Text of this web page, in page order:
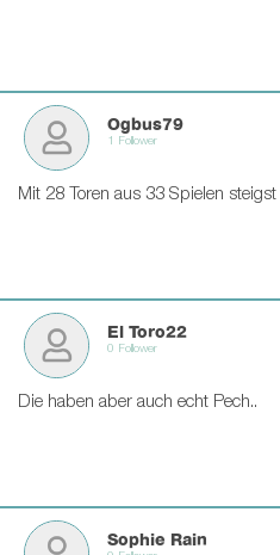
Ogbus79
1 Follower
Mit 28 Toren aus 33 Spielen
El Toro22
0 Follower
Die haben aber auch echt Pech..
Sophie Rain